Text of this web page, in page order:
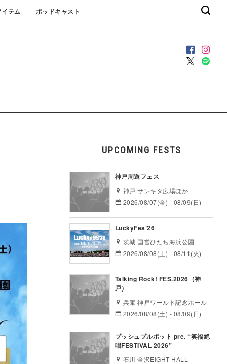
イテム ポッドキャスト
UPCOMING FESTS
神戸周遊フェス
神戸 サンキタ広場ほか
2026/08/07(金) - 08/09(日)
LuckyFes’26
茨城 国営ひたち海浜公園
2026/08/08(土) - 08/11(火)
Talking Rock! FES.2026（神
戸）
兵庫 神戸ワールド記念ホール
2026/08/08(土) - 08/09(日)
プッシュプルポット pre. “笑福絶
唱FESTIVAL 2026”
石川 金沢EIGHT HALL